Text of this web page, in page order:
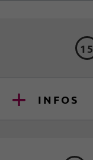
15
INFOS